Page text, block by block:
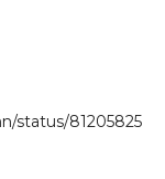
status/81205825